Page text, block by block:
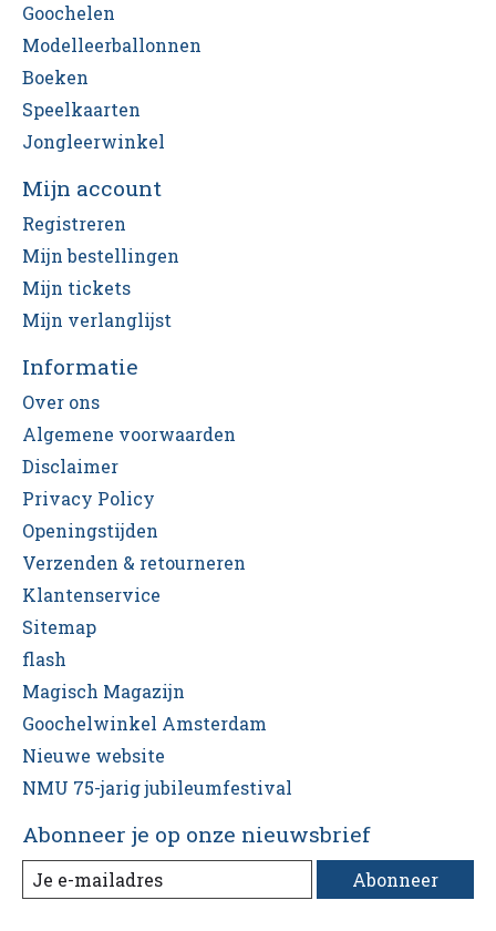
Goochelen
Modelleerballonnen
Boeken
Speelkaarten
Jongleerwinkel
Mijn account
Registreren
Mijn bestellingen
Mijn tickets
Mijn verlanglijst
Informatie
Over ons
Algemene voorwaarden
Disclaimer
Privacy Policy
Openingstijden
Verzenden & retourneren
Klantenservice
Sitemap
flash
Magisch Magazijn
Goochelwinkel Amsterdam
Nieuwe website
NMU 75-jarig jubileumfestival
Abonneer je op onze nieuwsbrief
Abonneer